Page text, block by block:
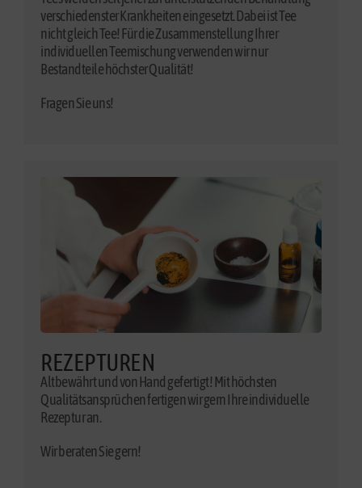
verschiedenster Krankheiten eingesetzt. Dabei ist Tee
nicht gleich Tee! Für die Zusammenstellung Ihrer
individuellen Teemischung verwenden wir nur
Bestandteile höchster Qualität!
Fragen Sie uns!
REZEPTUREN
Altbewährt und von Hand gefertigt! Mit höchsten
Qualitätsansprüchen fertigen wir gern Ihre individuelle
Rezeptur an.
Wir beraten Sie gern!